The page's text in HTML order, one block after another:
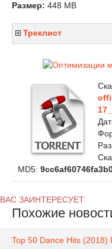
Размер: 448 MB
Треклист
MD5:
ВАС ЗАИНТЕРЕСУЕТ
Похожие
Top 50 Dance Hits (2018)